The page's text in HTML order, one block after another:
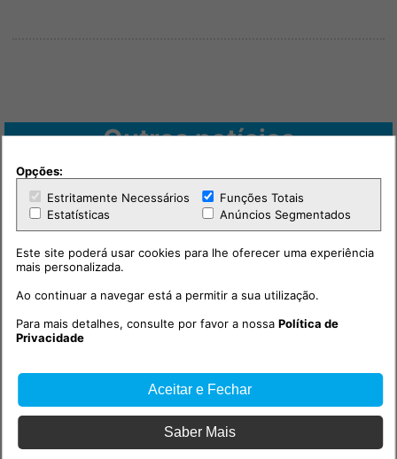
Outras notícias
Alenquer / “Alma do
Vinho“2026
Opções:
Estritamente Necessários
Funções Totais
Estatísticas
Anúncios Segmentados
Este site poderá usar cookies para lhe oferecer uma experiência
mais personalizada.
Ao continuar a navegar está a permitir a sua utilização.
Para mais detalhes, consulte por favor a nossaPolítica de
Privacidade
Aceitar e Fechar
Saber Mais